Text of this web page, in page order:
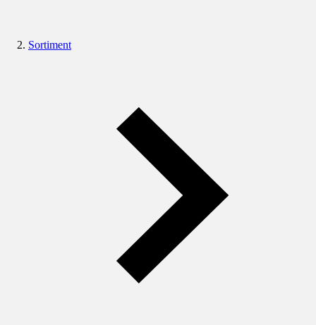
Sortiment